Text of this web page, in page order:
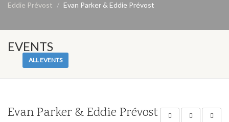
Eddie Prévost Evan Parker & Eddie Prévost
EVENTS
ALL EVENTS
Evan Parker & Eddie Prévost